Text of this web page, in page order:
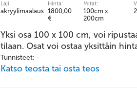
Laji:
akryylimaalaus
Hinta:
1800,00
€
Mitat:
100cm x
200cm
Yksi osa 100 x 100 cm, voi
tilaan. Osat voi ostaa yksittäin
Tunnisteet: -
Katso teosta tai osta teos